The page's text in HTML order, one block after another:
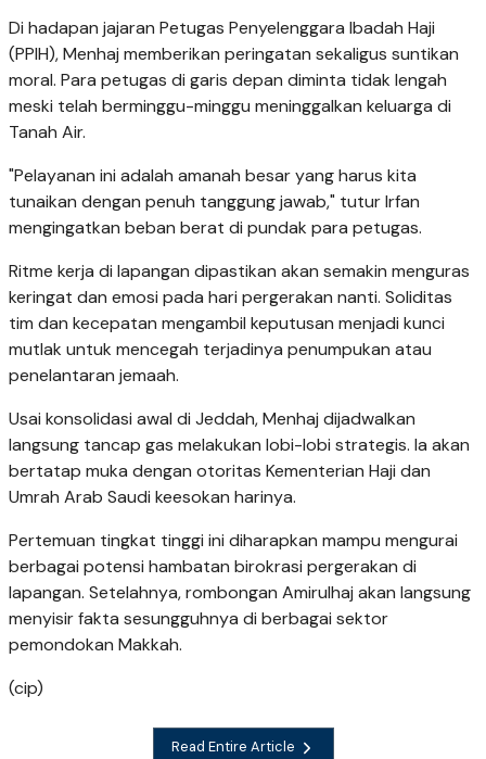
Di hadapan jajaran Petugas Penyelenggara Ibadah Haji
(PPIH), Menhaj memberikan peringatan sekaligus suntikan
moral. Para petugas di garis depan diminta tidak lengah
meski telah berminggu-minggu meninggalkan keluarga di
Tanah Air.
"Pelayanan ini adalah amanah besar yang harus kita
tunaikan dengan penuh tanggung jawab," tutur Irfan
mengingatkan beban berat di pundak para petugas.
Ritme kerja di lapangan dipastikan akan semakin menguras
keringat dan emosi pada hari pergerakan nanti. Soliditas
tim dan kecepatan mengambil keputusan menjadi kunci
mutlak untuk mencegah terjadinya penumpukan atau
penelantaran jemaah.
Usai konsolidasi awal di Jeddah, Menhaj dijadwalkan
langsung tancap gas melakukan lobi-lobi strategis. Ia akan
bertatap muka dengan otoritas Kementerian Haji dan
Umrah Arab Saudi keesokan harinya.
Pertemuan tingkat tinggi ini diharapkan mampu mengurai
berbagai potensi hambatan birokrasi pergerakan di
lapangan. Setelahnya, rombongan Amirulhaj akan langsung
menyisir fakta sesungguhnya di berbagai sektor
pemondokan Makkah.
(cip)
Read Entire Article